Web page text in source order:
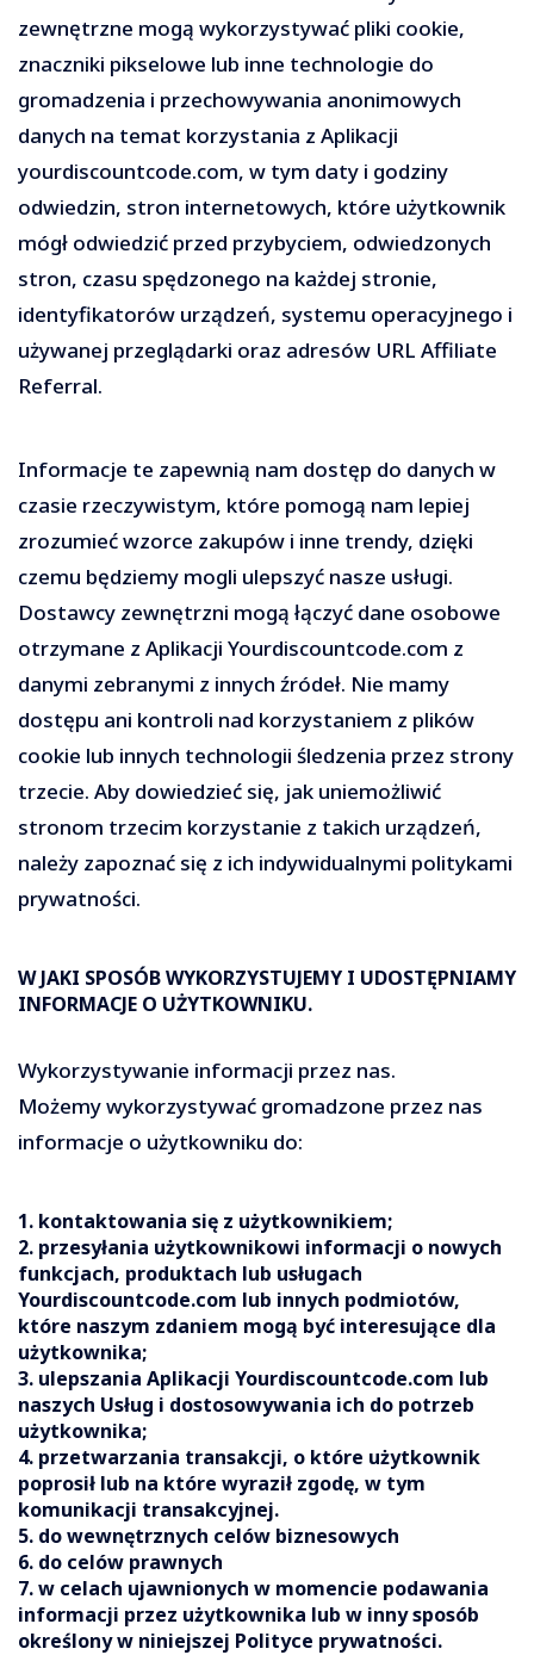
zewnętrzne mogą wykorzystywać pliki cookie,
znaczniki pikselowe lub inne technologie do
gromadzenia i przechowywania anonimowych
danych na temat korzystania z Aplikacji
yourdiscountcode.com, w tym daty i godziny
odwiedzin, stron internetowych, które użytkownik
mógł odwiedzić przed przybyciem, odwiedzonych
stron, czasu spędzonego na każdej stronie,
identyfikatorów urządzeń, systemu operacyjnego i
używanej przeglądarki oraz adresów URL Affiliate
Referral.
Informacje te zapewnią nam dostęp do danych w
czasie rzeczywistym, które pomogą nam lepiej
zrozumieć wzorce zakupów i inne trendy, dzięki
czemu będziemy mogli ulepszyć nasze usługi.
Dostawcy zewnętrzni mogą łączyć dane osobowe
otrzymane z Aplikacji Yourdiscountcode.com z
danymi zebranymi z innych źródeł. Nie mamy
dostępu ani kontroli nad korzystaniem z plików
cookie lub innych technologii śledzenia przez strony
trzecie. Aby dowiedzieć się, jak uniemożliwić
stronom trzecim korzystanie z takich urządzeń,
należy zapoznać się z ich indywidualnymi politykami
prywatności.
W JAKI SPOSÓB WYKORZYSTUJEMY I UDOSTĘPNIAMY
INFORMACJE O UŻYTKOWNIKU.
Wykorzystywanie informacji przez nas.
Możemy wykorzystywać gromadzone przez nas
informacje o użytkowniku do:
1. kontaktowania się z użytkownikiem;
2. przesyłania użytkownikowi informacji o nowych
funkcjach, produktach lub usługach
Yourdiscountcode.com lub innych podmiotów,
które naszym zdaniem mogą być interesujące dla
użytkownika;
3. ulepszania Aplikacji Yourdiscountcode.com lub
naszych Usług i dostosowywania ich do potrzeb
użytkownika;
4. przetwarzania transakcji, o które użytkownik
poprosił lub na które wyraził zgodę, w tym
komunikacji transakcyjnej.
5. do wewnętrznych celów biznesowych
6. do celów prawnych
7. w celach ujawnionych w momencie podawania
informacji przez użytkownika lub w inny sposób
określony w niniejszej Polityce prywatności.